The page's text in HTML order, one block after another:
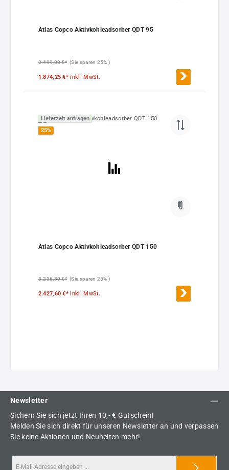
Atlas Copco Aktivkohleadsorber QDT 95
2.499,00 €* (Sie sparen 25% )
1.874,25 €*inkl. MwSt.
Lieferzeit anfragen
25%
Atlas Copco Aktivkohleadsorber QDT 150
3.236,80 €* (Sie sparen 25% )
2.427,60 €*inkl. MwSt.
Newsletter
Sichern Sie sich jetzt Ihren 10,- € Gutschein!
Melden Sie sich direkt für unseren Newsletter an und verpassen
Sie keine Aktionen und Neuheiten mehr!